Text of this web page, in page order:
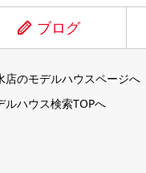
ブログ
店のモデルハウスページへ
ルハウス検索TOPへ